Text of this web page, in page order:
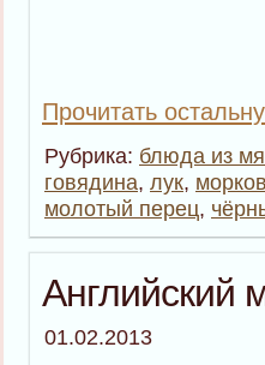
Прочитать
Рубрика: блюда из
говядина, лук,
молотый перец,
Английский
01.02.2013